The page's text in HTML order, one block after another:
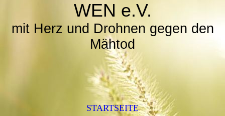
WEN e.V.
mit Herz und Drohnen gegen den
Mähtod
STARTSEITE